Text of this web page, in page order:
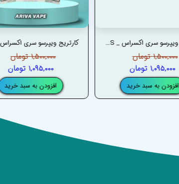
۱,۵۰۰,۰۰۰ تومان
۱,۰۹۵,۰۰۰ تومان
افزودن به سبد خرید
کارتریج ویپرسو سری اکسراس _ VAPORESSO XROS SERIES CARTRIDGES
۱,۵۰۰,۰۰۰ تومان
۱,۰۹۵,۰۰۰ تومان
افزودن به سبد خرید